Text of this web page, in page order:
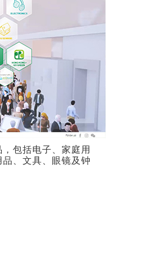
包括电子、家庭用
、文具、眼镜及钟